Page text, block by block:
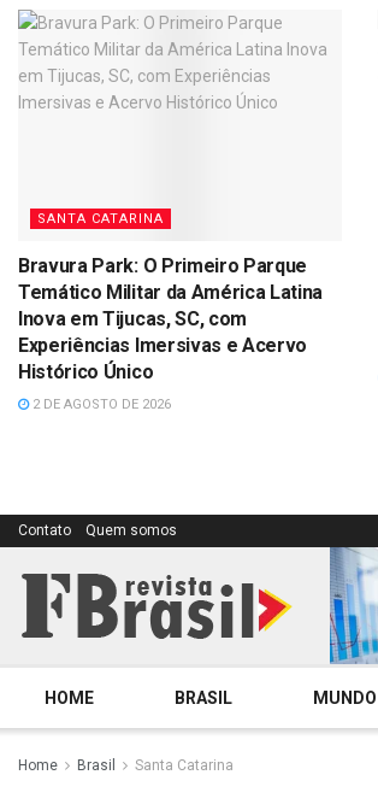
SANTA CATARINA
Bravura Park: O Primeiro Parque
Temático Militar da América Latina
Inova em Tijucas, SC, com
Experiências Imersivas e Acervo
Histórico Único
2 DE AGOSTO DE 2026
Contato Quem somos
HOME BRASIL MUNDO
Home Brasil Santa Catarina